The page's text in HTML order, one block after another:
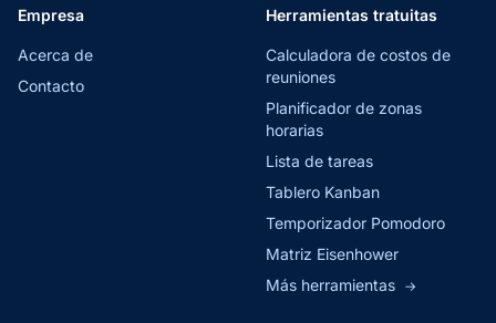
Empresa
Acerca de
Contacto
Herramientas tratuitas
Calculadora de costos de
reuniones
Planificador de zonas
horarias
Lista de tareas
Tablero Kanban
Temporizador Pomodoro
Matriz Eisenhower
Más herramientas →